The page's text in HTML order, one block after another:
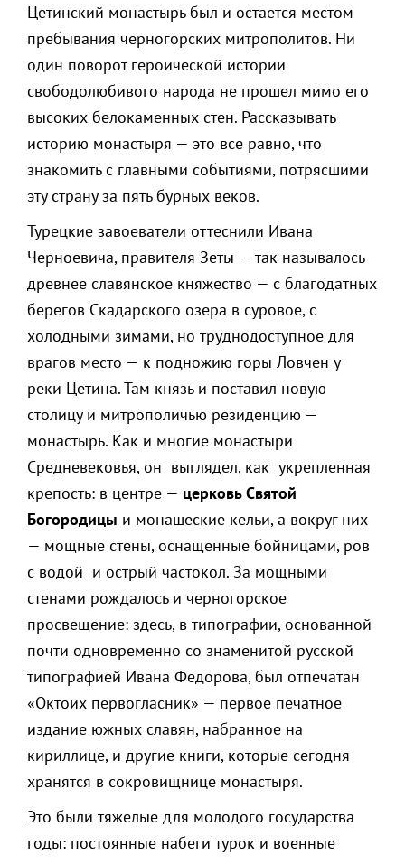
Цетинский монастырь был и остается местом
пребывания черногорских митрополитов. Ни
один поворот героической истории
свободолюбивого народа не прошел мимо его
высоких белокаменных стен. Рассказывать
историю монастыря — это все равно, что
знакомить с главными событиями, потрясшими
эту страну за пять бурных веков.
Турецкие завоеватели оттеснили Ивана
Черноевича, правителя Зеты — так называлось
древнее славянское княжество — с благодатных
берегов Скадарского озера в суровое, с
холодными зимами, но труднодоступное для
врагов место — к подножию горы Ловчен у
реки Цетина. Там князь и поставил новую
столицу и митрополичью резиденцию —
монастырь. Как и многие монастыри
Средневековья, он выглядел, как укрепленная
крепость: в центре — церковь Святой
Богородицы и монашеские кельи, а вокруг них
— мощные стены, оснащенные бойницами, ров
с водой и острый частокол. За мощными
стенами рождалось и черногорское
просвещение: здесь, в типографии, основанной
почти одновременно со знаменитой русской
типографией Ивана Федорова, был отпечатан
«Октоих первогласник» — первое печатное
издание южных славян, набранное на
кириллице, и другие книги, которые сегодня
хранятся в сокровищнице монастыря.
Это были тяжелые для молодого государства
годы: постоянные набеги турок и военные